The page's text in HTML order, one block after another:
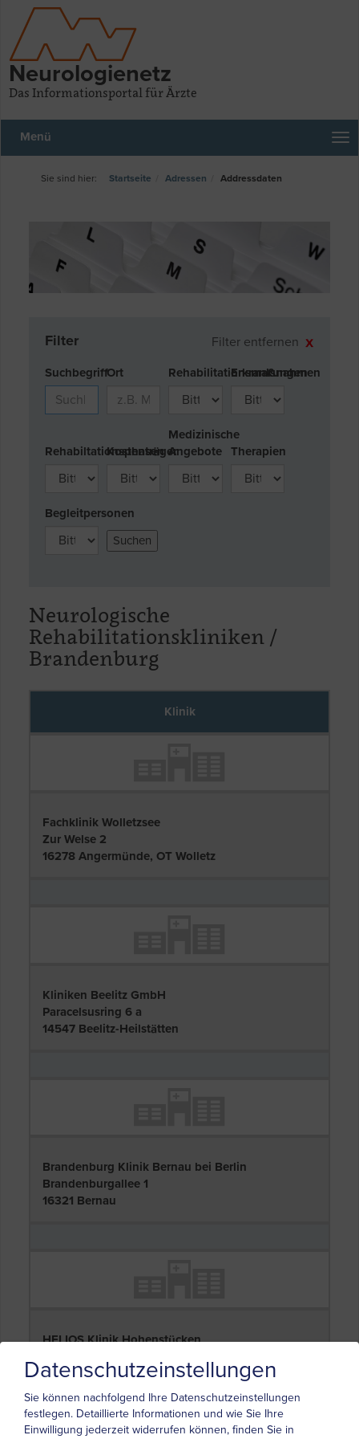
Neurologienetz
Das Informationsportal für Ärzte
Menü
Startseite Adressen Addressdaten
Filter Filter entfernen
SuchbegriffOrt Rehabilitationsmaßnahmen
Erkrankungen
Rehabiltationsphasen
Kostenträger
Medizinische
Angebote
Therapien
Begleitpersonen
Neurologische
Rehabilitationskliniken /
Brandenburg
Klinik
Fachklinik Wolletzsee
Zur Welse 2
16278 Angermünde, OT Wolletz
Kliniken Beelitz GmbH
Paracelsusring 6 a
14547 Beelitz-Heilstätten
Brandenburg Klinik Bernau bei Berlin
Brandenburgallee 1
16321 Bernau
HELIOS Klinik Hohenstücken
14772 Brandenburg
Datenschutzeinstellungen
Sie können nachfolgend Ihre Datenschutzeinstellungen
festlegen. Detaillierte Informationen und wie Sie Ihre
Einwilligung jederzeit widerrufen können, finden Sie in